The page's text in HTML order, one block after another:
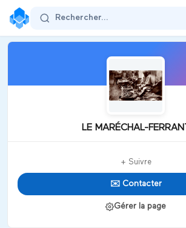
Rechercher...
LE MARÉCHAL-FERRANT
+ Suivre
✉️ Contacter
Gérer la page